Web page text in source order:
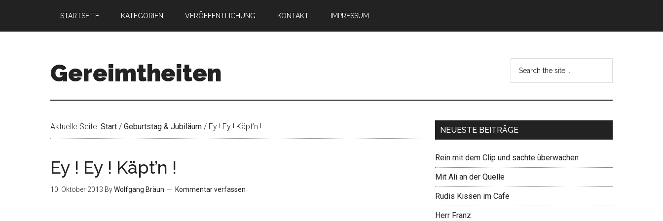
STARTSEITE KATEGORIEN VERÖFFENTLICHUNG KONTAKT IMPRESSUM
Gereimtheiten
Aktuelle Seite: Start / Geburtstag & Jubiläum / Ey ! Ey ! Käpt’n !
Ey ! Ey ! Käpt’n !
10. Oktober 2013 ByWolfgang Bräun Kommentar verfassen
NEUESTE BEITRÄGE
Rein mit dem Clip und sachte überwachen
Mit Ali an der Quelle
Rudis Kissen im Cafe
Herr Franz